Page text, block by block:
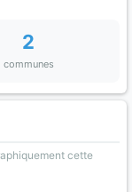
2
communes
cette